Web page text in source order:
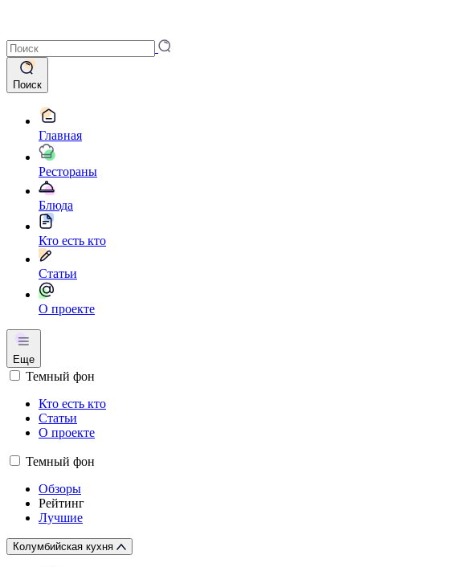
Поиск
Главная
Рестораны
Блюда
Кто есть кто
Статьи
О проекте
Еще
Темный фон
Кто есть кто
Статьи
О проекте
Темный фон
Обзоры
Рейтинг
Лучшие
Колумбийская кухня